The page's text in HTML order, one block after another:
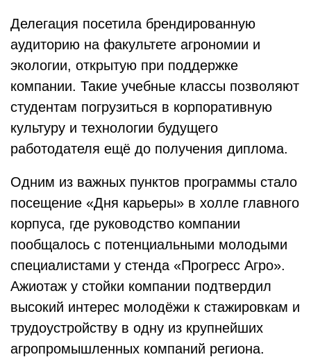
Делегация посетила брендированную
аудиторию на факультете агрономии и
экологии, открытую при поддержке
компании. Такие учебные классы позволяют
студентам погрузиться в корпоративную
культуру и технологии будущего
работодателя ещё до получения диплома.
Одним из важных пунктов программы стало
посещение «Дня карьеры» в холле главного
корпуса, где руководство компании
пообщалось с потенциальными молодыми
специалистами у стенда «Прогресс Агро».
Ажиотаж у стойки компании подтвердил
высокий интерес молодёжи к стажировкам и
трудоустройству в одну из крупнейших
агропромышленных компаний региона.